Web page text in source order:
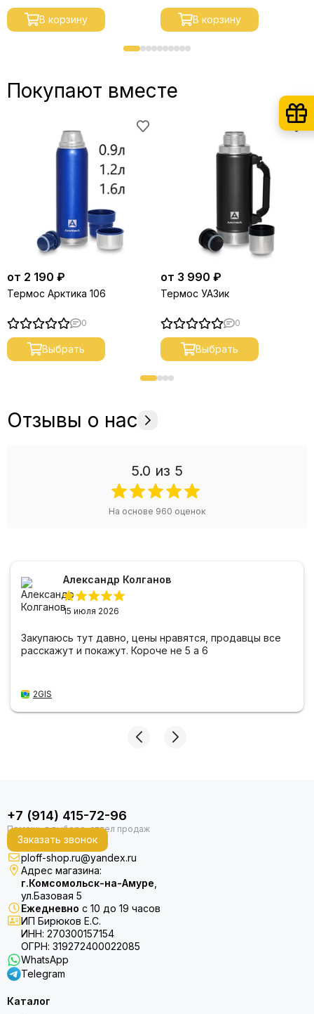
В корзину В корзину
Покупают вместе
от 2 190 ₽
Термос Арктика 106
0
Выбрать
от 3 990 ₽
Термос УАЗик
0
Выбрать
Отзывы о нас
5.0 из 5
На основе 960 оценок
Александр Колганов
15 июля 2026
Закупаюсь тут давно, цены нравятся, продавцы все
расскажут и покажут. Короче не 5 а 6
2GIS
+7 (914) 415-72-96
Заказать звонок
ploff-shop.ru@yandex.ru
Адрес магазина:
г.Комсомольск-на-Амуре
ул.Базовая 5
Ежедневно с 10 до 19 часов
ИП Бирюков Е.С.
ИНН: 270300157154
ОГРН: 319272400022085
WhatsApp
Telegram
Каталог